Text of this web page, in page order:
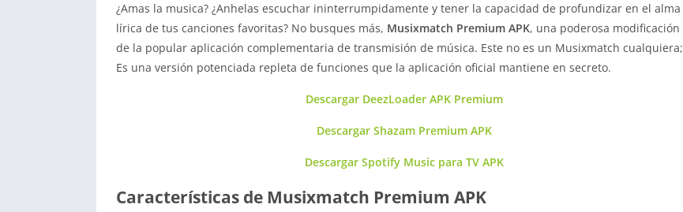
¿Amas la musica? ¿Anhelas escuchar ininterrumpidamente y tener la capacidad de profundizar en el alma
lírica de tus canciones favoritas? No busques más, Musixmatch Premium APK, una poderosa modificación
de la popular aplicación complementaria de transmisión de música. Este no es un Musixmatch cualquiera;
Es una versión potenciada repleta de funciones que la aplicación oficial mantiene en secreto.
Descargar DeezLoader APK Premium
Descargar Shazam Premium APK
Descargar Spotify Music para TV APK
Características de Musixmatch Premium APK